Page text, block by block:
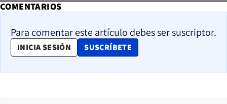
COMENTARIOS
Para comentar este artículo debes ser suscriptor.
INICIA SESIÓN SUSCRÍBETE
OPENS IN NEW WINDOW